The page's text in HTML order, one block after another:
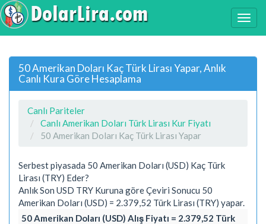
50 Amerikan Doları Kaç Türk Lirası Yapar, Anlık
Canlı Kura Göre Hesaplama
Canlı Pariteler
Canlı Amerikan Doları Türk Lirası Kur Fiyatı
50 Amerikan Doları Kaç Türk Lirası Yapar
Serbest piyasada 50 Amerikan Doları (USD) Kaç Türk
Lirası (TRY) Eder?
Anlık Son USD TRY Kuruna göre Çeviri Sonucu 50
Amerikan Doları (USD) = 2.379,52 Türk Lirası (TRY) yapar.
50 Amerikan Doları (USD) Alış Fiyatı = 2.379,52 Türk